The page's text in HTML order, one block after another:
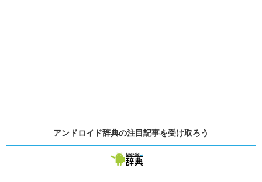
アンドロイド辞典の注目記事を受け取ろう